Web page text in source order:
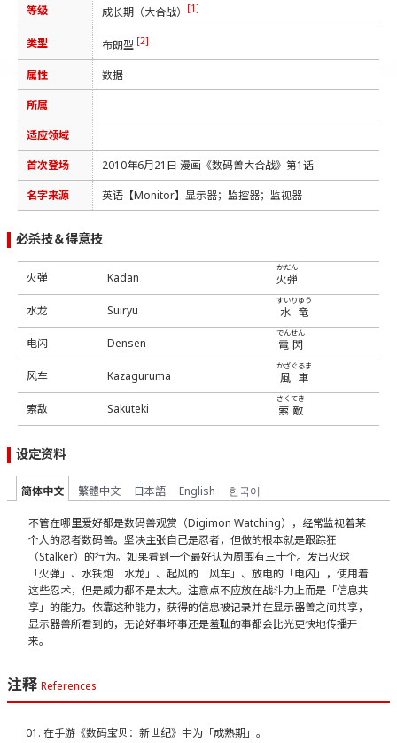
等级 成长期（大合战） [1]
类型 布朗型 [2]
属性
数据
所属
适应领域
首次登场
2010年6月21日 漫画《数码兽大合战》第1话
名字来源
英语【Monitor】显示器；监控器；监视器
必杀技＆得意技
火弹 Kadan 火弾
かだん
水龙 Suiryu 水竜
すいりゅう
电闪 Densen 電閃
でんせん
风车 Kazaguruma 風車
かざぐるま
索敌 Sakuteki 索敵
さくてき
设定资料
简体中文 繁體中文 日本語 English 한국어
不管在哪里爱好都是数码兽观赏（Digimon Watching），经常监视着某
个人的忍者数码兽。坚决主张自己是忍者，但做的根本就是跟踪狂
（Stalker）的行为。如果看到一个最好认为周围有三十个。发出火球
「火弹」、水铁炮「水龙」、起风的「风车」、放电的「电闪」，使用着
这些忍术，但是威力都不是太大。注意点不应放在战斗力上而是「信息共
享」的能力。依靠这种能力，获得的信息被记录并在显示器兽之间共享，
显示器兽所看到的，无论好事坏事还是羞耻的事都会比光更快地传播开
来。
注释 References
在手游《数码宝贝：新世纪》中为「成熟期」。